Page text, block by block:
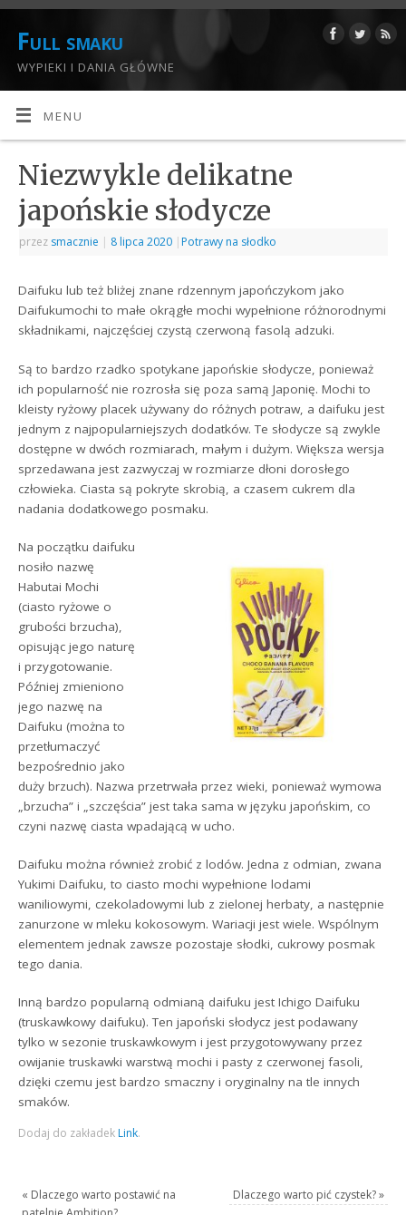
Full smaku
WYPIEKI I DANIA GŁÓWNE
MENU
Niezwykle delikatne
japońskie słodycze
przez smacznie | 8 lipca 2020 | Potrawy na słodko
Daifuku lub też bliżej znane rdzennym japończykom jako
Daifukumochi to małe okrągłe mochi wypełnione różnorodnymi
składnikami, najczęściej czystą czerwoną fasolą adzuki.
Są to bardzo rzadko spotykane japońskie słodycze, ponieważ
ich popularność nie rozrosła się poza samą Japonię. Mochi to
kleisty ryżowy placek używany do różnych potraw, a daifuku jest
jednym z najpopularniejszych dodatków. Te słodycze są zwykle
dostępne w dwóch rozmiarach, małym i dużym. Większa wersja
sprzedawana jest zazwyczaj w rozmiarze dłoni dorosłego
człowieka. Ciasta są pokryte skrobią, a czasem cukrem dla
nadania dodatkowego posmaku.
Na początku daifuku
nosiło nazwę
Habutai Mochi
(ciasto ryżowe o
grubości brzucha),
opisując jego naturę
i przygotowanie.
Później zmieniono
jego nazwę na
Daifuku (można to
przetłumaczyć
bezpośrednio jako
duży brzuch). Nazwa przetrwała przez wieki, ponieważ wymowa
„brzucha” i „szczęścia” jest taka sama w języku japońskim, co
czyni nazwę ciasta wpadającą w ucho.
Daifuku można również zrobić z lodów. Jedna z odmian, zwana
Yukimi Daifuku, to ciasto mochi wypełnione lodami
waniliowymi, czekoladowymi lub z zielonej herbaty, a następnie
zanurzone w mleku kokosowym. Wariacji jest wiele. Wspólnym
elementem jednak zawsze pozostaje słodki, cukrowy posmak
tego dania.
Inną bardzo popularną odmianą daifuku jest Ichigo Daifuku
(truskawkowy daifuku). Ten japoński słodycz jest podawany
tylko w sezonie truskawkowym i jest przygotowywany przez
owijanie truskawki warstwą mochi i pasty z czerwonej fasoli,
dzięki czemu jest bardzo smaczny i oryginalny na tle innych
smaków.
Dodaj do zakładek Link.
« Dlaczego warto postawić na
Dlaczego warto pić czystek?»